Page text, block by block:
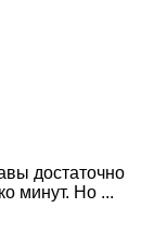
достаточно
минут. Но ...